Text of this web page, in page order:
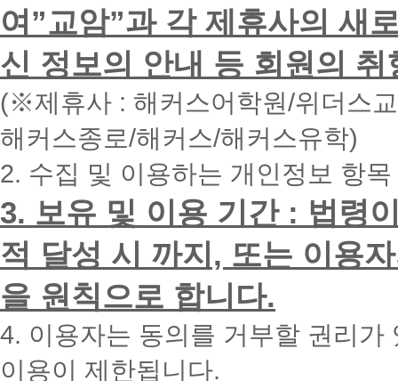
하
시
면
빠
른
간
내
에
화
드
리
겠
습
니
다.
여”교암”과 각 제휴사의 새
신 정보의 안내 등 회원의
(※제휴사 : 해커스어학원/위더스
해커스종로/해커스/해커스유학)
2. 수집 및 이용하는 개인정보 항
3. 보유 및 이용 기간 : 법령
적 달성 시 까지, 또는 이용
을 원칙으로 합니다.
4. 이용자는 동의를 거부할 권리
이용이 제한됩니다.